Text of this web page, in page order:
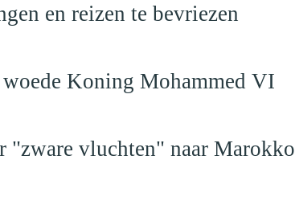
en reizen te bevriezen
Koning Mohammed VI
"zware vluchten" naar Marokko